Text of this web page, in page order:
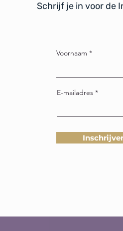
Schrijf je in voor de
Voornaam
E-mailadres